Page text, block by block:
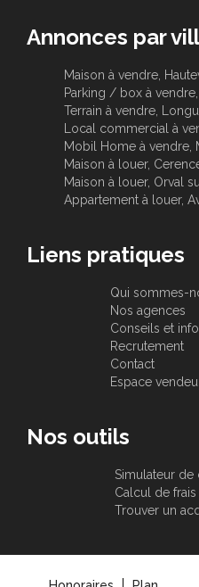
Annonces par
Maison à vendre,
Parking / box à
Terrain à vendre,
Local commercial à
Mobil Home à vendre,
Maison à louer,
Maison à louer, Orval
Appartement à louer,
Liens pratiques
Qui sommes-
Nos agences
Conseils et
Recrutement
Contact
Espace
Nos outils
Simulateur de
Calcul de
Trouver un